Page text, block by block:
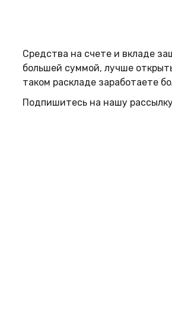
Средства на счете и вкладе
большей суммой, лучше
таком раскладе заработаете
Подпишитесь на нашу